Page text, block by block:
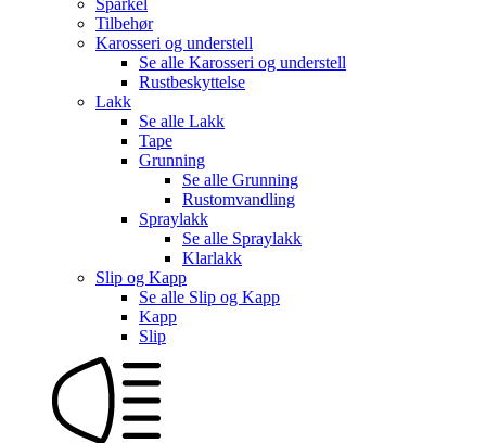
Tilbehør
Karosseri og understell
Se alle Karosseri og understell
Rustbeskyttelse
Lakk
Se alle Lakk
Tape
Grunning
Se alle Grunning
Rustomvandling
Spraylakk
Se alle Spraylakk
Klarlakk
Slip og Kapp
Se alle Slip og Kapp
Kapp
Slip